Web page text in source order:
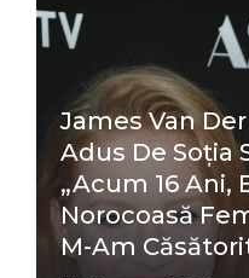
James Van
Adus De Soția
„Acum 16 Ani,
Norocoasă
M-Am